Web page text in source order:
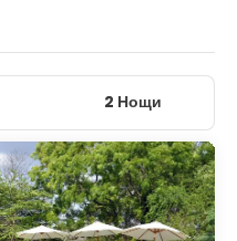
кръстопът, той е
най-големият и
храмове в Шри
Рангири Дамбула,
само 167 дни.
планина от розов кварц в
или На Уяна Араня.
2 Нощи